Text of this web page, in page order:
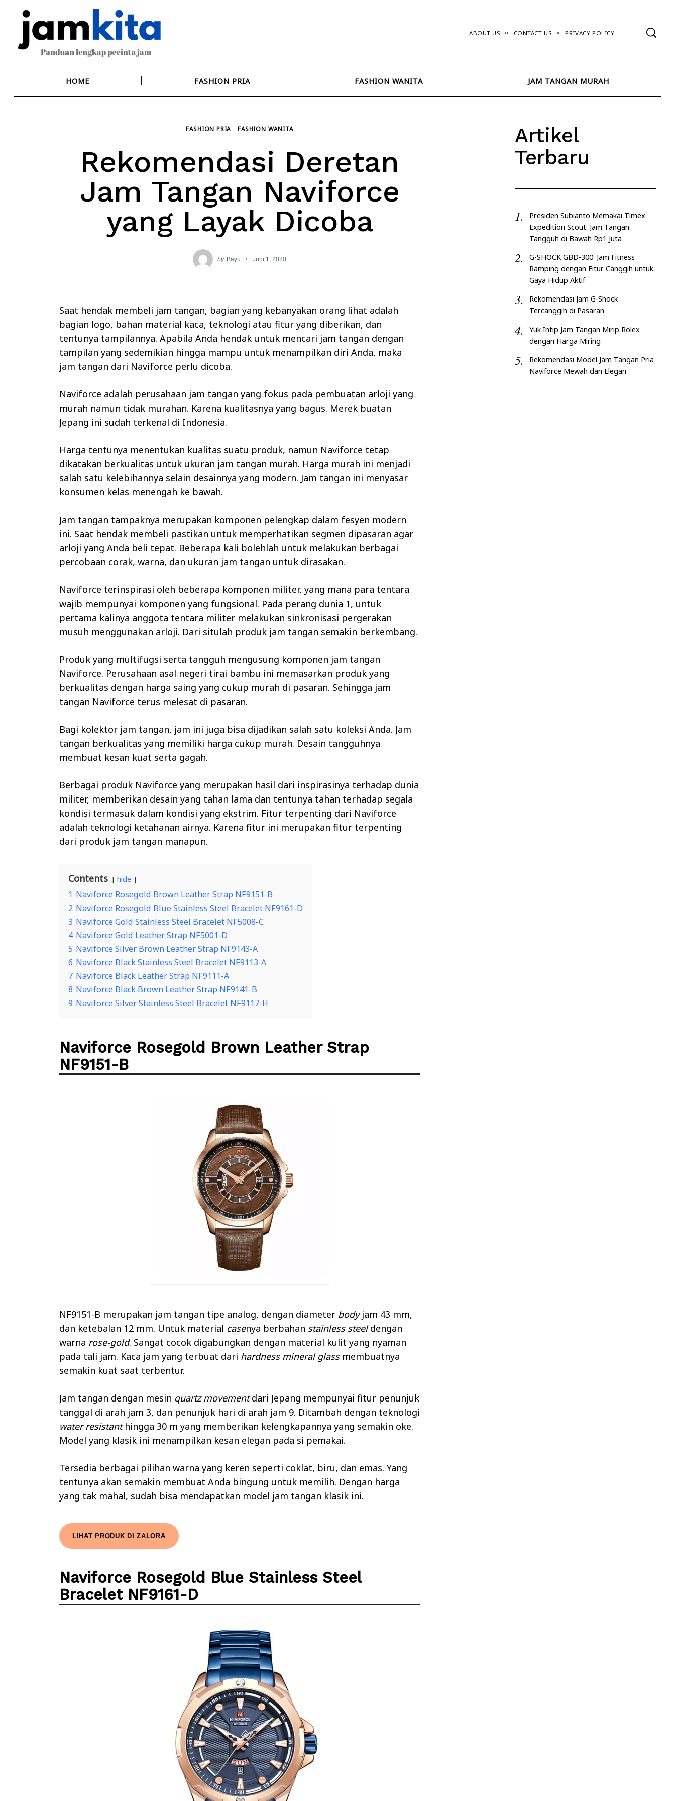
content
ABOUT US CONTACT US PRIVACY POLICY
HOME FASHION PRIA FASHION WANITA JAM TANGAN MURAH
FASHION PRIA FASHION WANITA
Rekomendasi Deretan
Jam Tangan Naviforce
yang Layak Dicoba
by Bayu Juni 1, 2020
Saat hendak membeli jam tangan, bagian yang kebanyakan orang lihat adalah
bagian logo, bahan material kaca, teknologi atau fitur yang diberikan, dan
tentunya tampilannya. Apabila Anda hendak untuk mencari jam tangan dengan
tampilan yang sedemikian hingga mampu untuk menampilkan diri Anda, maka
jam tangan dari Naviforce perlu dicoba.
Naviforce adalah perusahaan jam tangan yang fokus pada pembuatan arloji yang
murah namun tidak murahan. Karena kualitasnya yang bagus. Merek buatan
Jepang ini sudah terkenal di Indonesia.
Harga tentunya menentukan kualitas suatu produk, namun Naviforce tetap
dikatakan berkualitas untuk ukuran jam tangan murah. Harga murah ini menjadi
salah satu kelebihannya selain desainnya yang modern. Jam tangan ini menyasar
konsumen kelas menengah ke bawah.
Jam tangan tampaknya merupakan komponen pelengkap dalam fesyen modern
ini. Saat hendak membeli pastikan untuk memperhatikan segmen dipasaran agar
arloji yang Anda beli tepat. Beberapa kali bolehlah untuk melakukan berbagai
percobaan corak, warna, dan ukuran jam tangan untuk dirasakan.
Naviforce terinspirasi oleh beberapa komponen militer, yang mana para tentara
wajib mempunyai komponen yang fungsional. Pada perang dunia 1, untuk
pertama kalinya anggota tentara militer melakukan sinkronisasi pergerakan
musuh menggunakan arloji. Dari situlah produk jam tangan semakin berkembang.
Produk yang multifugsi serta tangguh mengusung komponen jam tangan
Naviforce. Perusahaan asal negeri tirai bambu ini memasarkan produk yang
berkualitas dengan harga saing yang cukup murah di pasaran. Sehingga jam
tangan Naviforce terus melesat di pasaran.
Bagi kolektor jam tangan, jam ini juga bisa dijadikan salah satu koleksi Anda. Jam
tangan berkualitas yang memiliki harga cukup murah. Desain tangguhnya
membuat kesan kuat serta gagah.
Berbagai produk Naviforce yang merupakan hasil dari inspirasinya terhadap dunia
militer, memberikan desain yang tahan lama dan tentunya tahan terhadap segala
kondisi termasuk dalam kondisi yang ekstrim. Fitur terpenting dari Naviforce
adalah teknologi ketahanan airnya. Karena fitur ini merupakan fitur terpenting
dari produk jam tangan manapun.
Contents hide
1 Naviforce Rosegold Brown Leather Strap NF9151-B
2 Naviforce Rosegold Blue Stainless Steel Bracelet NF9161-D
3 Naviforce Gold Stainless Steel Bracelet NF5008-C
4 Naviforce Gold Leather Strap NF5001-D
5 Naviforce Silver Brown Leather Strap NF9143-A
6 Naviforce Black Stainless Steel Bracelet NF9113-A
7 Naviforce Black Leather Strap NF9111-A
8 Naviforce Black Brown Leather Strap NF9141-B
9 Naviforce Silver Stainless Steel Bracelet NF9117-H
Naviforce Rosegold Brown Leather Strap
NF9151-B
NF9151-B merupakan jam tangan tipe analog, dengan diameter bodyjam 43 mm,
dan ketebalan 12 mm. Untuk material casenya berbahan stainless steeldengan
warna rose-gold. Sangat cocok digabungkan dengan material kulit yang nyaman
pada tali jam. Kaca jam yang terbuat dari hardness mineral glassmembuatnya
semakin kuat saat terbentur.
Jam tangan dengan mesin quartz movementdari Jepang mempunyai fitur penunjuk
tanggal di arah jam 3, dan penunjuk hari di arah jam 9. Ditambah dengan teknologi
water resistanthingga 30 m yang memberikan kelengkapannya yang semakin oke.
Model yang klasik ini menampilkan kesan elegan pada si pemakai.
Tersedia berbagai pilihan warna yang keren seperti coklat, biru, dan emas. Yang
tentunya akan semakin membuat Anda bingung untuk memilih. Dengan harga
yang tak mahal, sudah bisa mendapatkan model jam tangan klasik ini.
LIHAT PRODUK DI ZALORA
Naviforce Rosegold Blue Stainless Steel
Bracelet NF9161-D
Artikel
Terbaru
Presiden Subianto Memakai Timex
Expedition Scout: Jam Tangan
Tangguh di Bawah Rp1 Juta
G-SHOCK GBD-300: Jam Fitness
Ramping dengan Fitur Canggih untuk
Gaya Hidup Aktif
Rekomendasi Jam G-Shock
Tercanggih di Pasaran
Yuk Intip Jam Tangan Mirip Rolex
dengan Harga Miring
Rekomendasi Model Jam Tangan Pria
Naviforce Mewah dan Elegan
Search
for: